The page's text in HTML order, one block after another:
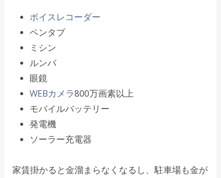
ボイスレコーダー
ペンタブ
ミシン
ルンバ
眼鏡
WEBカメラ800万画素以上
モバイルバッテリー
発電機
ソーラー充電器
家賃掛かると金溜まらなくなるし、駐車場も金が